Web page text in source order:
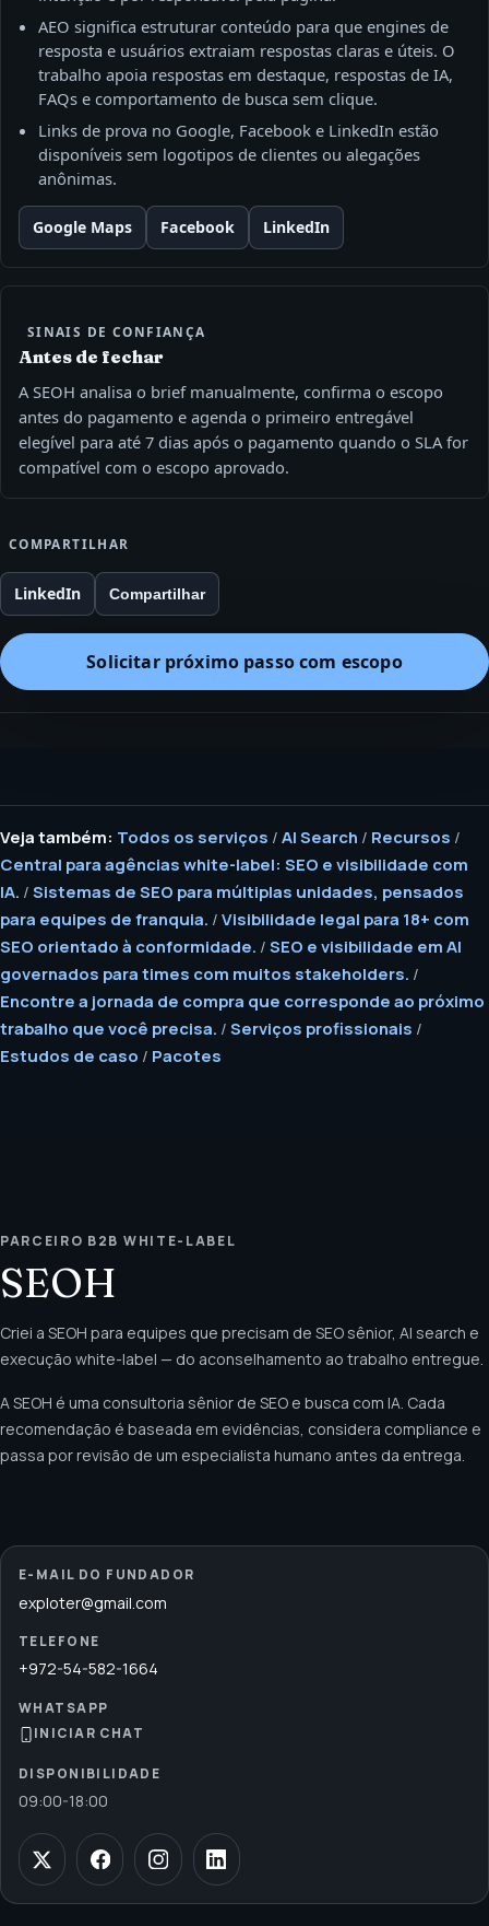
AEO significa estruturar conteúdo para que engines de
resposta e usuários extraiam respostas claras e úteis. O
trabalho apoia respostas em destaque, respostas de IA,
FAQs e comportamento de busca sem clique.
Links de prova no Google, Facebook e LinkedIn estão
disponíveis sem logotipos de clientes ou alegações
anônimas.
Google Maps Facebook LinkedIn
SINAIS DE CONFIANÇA
Antes de fechar
A SEOH analisa o brief manualmente, confirma o escopo
antes do pagamento e agenda o primeiro entregável
elegível para até 7 dias após o pagamento quando o SLA for
compatível com o escopo aprovado.
COMPARTILHAR
LinkedIn Compartilhar
Solicitar próximo passo com escopo
Veja também: Todos os serviços / AI Search / Recursos /
Central para agências white-label: SEO e visibilidade com
IA. / Sistemas de SEO para múltiplas unidades, pensados
para equipes de franquia. / Visibilidade legal para 18+ com
SEO orientado à conformidade. / SEO e visibilidade em AI
governados para times com muitos stakeholders. /
Encontre a jornada de compra que corresponde ao próximo
trabalho que você precisa. / Serviços profissionais /
Estudos de caso / Pacotes
PARCEIRO B2B WHITE-LABEL
SEOH
Criei a SEOH para equipes que precisam de SEO sênior, AI search e
execução white-label — do aconselhamento ao trabalho entregue.
A SEOH é uma consultoria sênior de SEO e busca com IA. Cada
recomendação é baseada em evidências, considera compliance e
passa por revisão de um especialista humano antes da entrega.
E-MAIL DO FUNDADOR
exploter@gmail.com
TELEFONE
+972-54-582-1664
WHATSAPP
INICIAR CHAT
DISPONIBILIDADE
09:00-18:00